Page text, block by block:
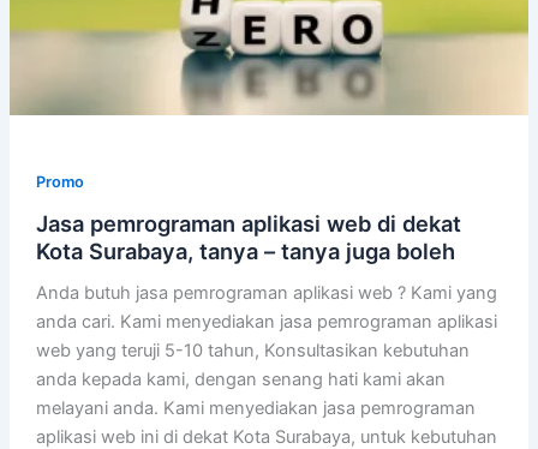
Promo
Jasa pemrograman aplikasi web di dekat
Kota Surabaya, tanya – tanya juga boleh
Anda butuh jasa pemrograman aplikasi web ? Kami yang
anda cari. Kami menyediakan jasa pemrograman aplikasi
web yang teruji 5-10 tahun, Konsultasikan kebutuhan
anda kepada kami, dengan senang hati kami akan
melayani anda. Kami menyediakan jasa pemrograman
aplikasi web ini di dekat Kota Surabaya, untuk kebutuhan